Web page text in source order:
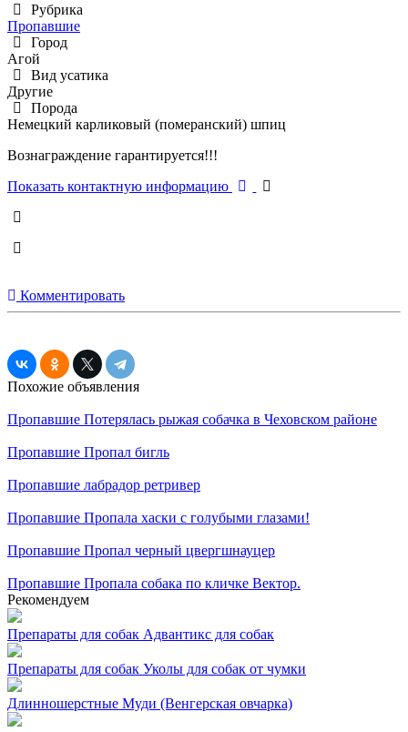
Рубрика
Пропавшие
Город
Агой
Вид усатика
Другие
Порода
Немецкий карликовый (померанский) шпиц
Вознаграждение гарантируется!!!
Показать контактную информацию
Комментировать
Похожие объявления
Пропавшие Потерялась рыжая собачка в Чеховском районе
Пропавшие Пропал бигль
Пропавшие лабрадор ретривер
Пропавшие Пропала хаски с голубыми глазами!
Пропавшие Пропал черный цвергшнауцер
Пропавшие Пропала собака по кличке Вектор.
Рекомендуем
Препараты для собак Адвантикс для собак
Препараты для собак Уколы для собак от чумки
Длинношерстные Муди (Венгерская овчарка)